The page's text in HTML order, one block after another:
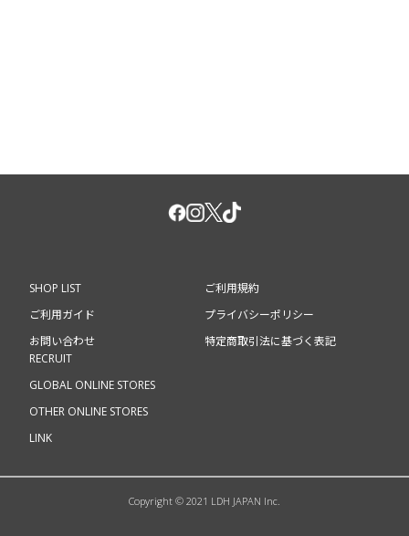
SHOP LIST
ご利用ガイド
お問い合わせ
ご利用規約
プライバシーポリシー
特定商取引法に基づく表記
RECRUIT
GLOBAL ONLINE STORES
OTHER ONLINE STORES
LINK
Copyright © 2021 LDH JAPAN Inc.